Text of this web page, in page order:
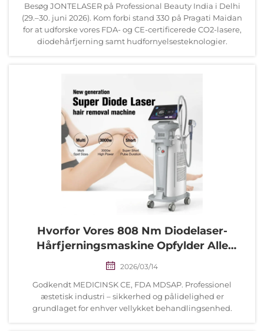
Besøg JONTELASER på Professional Beauty India i Delhi
(29.–30. juni 2026). Kom forbi stand 330 på Pragati Maidan
for at udforske vores FDA- og CE-certificerede CO2-lasere,
diodehårfjerning samt hudfornyelsesteknologier.
Hvorfor Vores 808 Nm Diodelaser-
Hårfjerningsmaskine Opfylder Alle
Sikkerhedscertificeringer.
2026/03/14
Godkendt MEDICINSK CE, FDA MDSAP. Professionel
æstetisk industri – sikkerhed og pålidelighed er
grundlaget for enhver vellykket behandlingsenhed.